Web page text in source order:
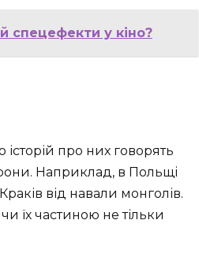
спецефекти у кіно?
історій про них говорять
Наприклад, в Польщі
від навали монголів.
їх частиною не тільки